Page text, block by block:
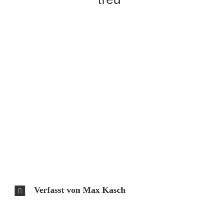
Verfasst von Max Kasch